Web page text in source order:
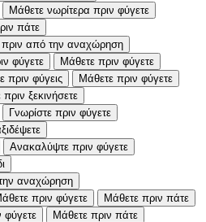
Μάθετε νωρίτερα πριν φύγετε
πάτε
πριν από την αναχώρηση
φύγετε
Μάθετε πριν φύγετε
πριν φύγεις
Μάθετε πριν φύγετε
ξεκινήσετε
Γνωρίστε πριν φύγετε
Ανακαλύψτε πριν φύγετε
αναχώρηση
πριν φύγετε
Μάθετε πριν πάτε
φύγετε
Μάθετε πριν πάτε